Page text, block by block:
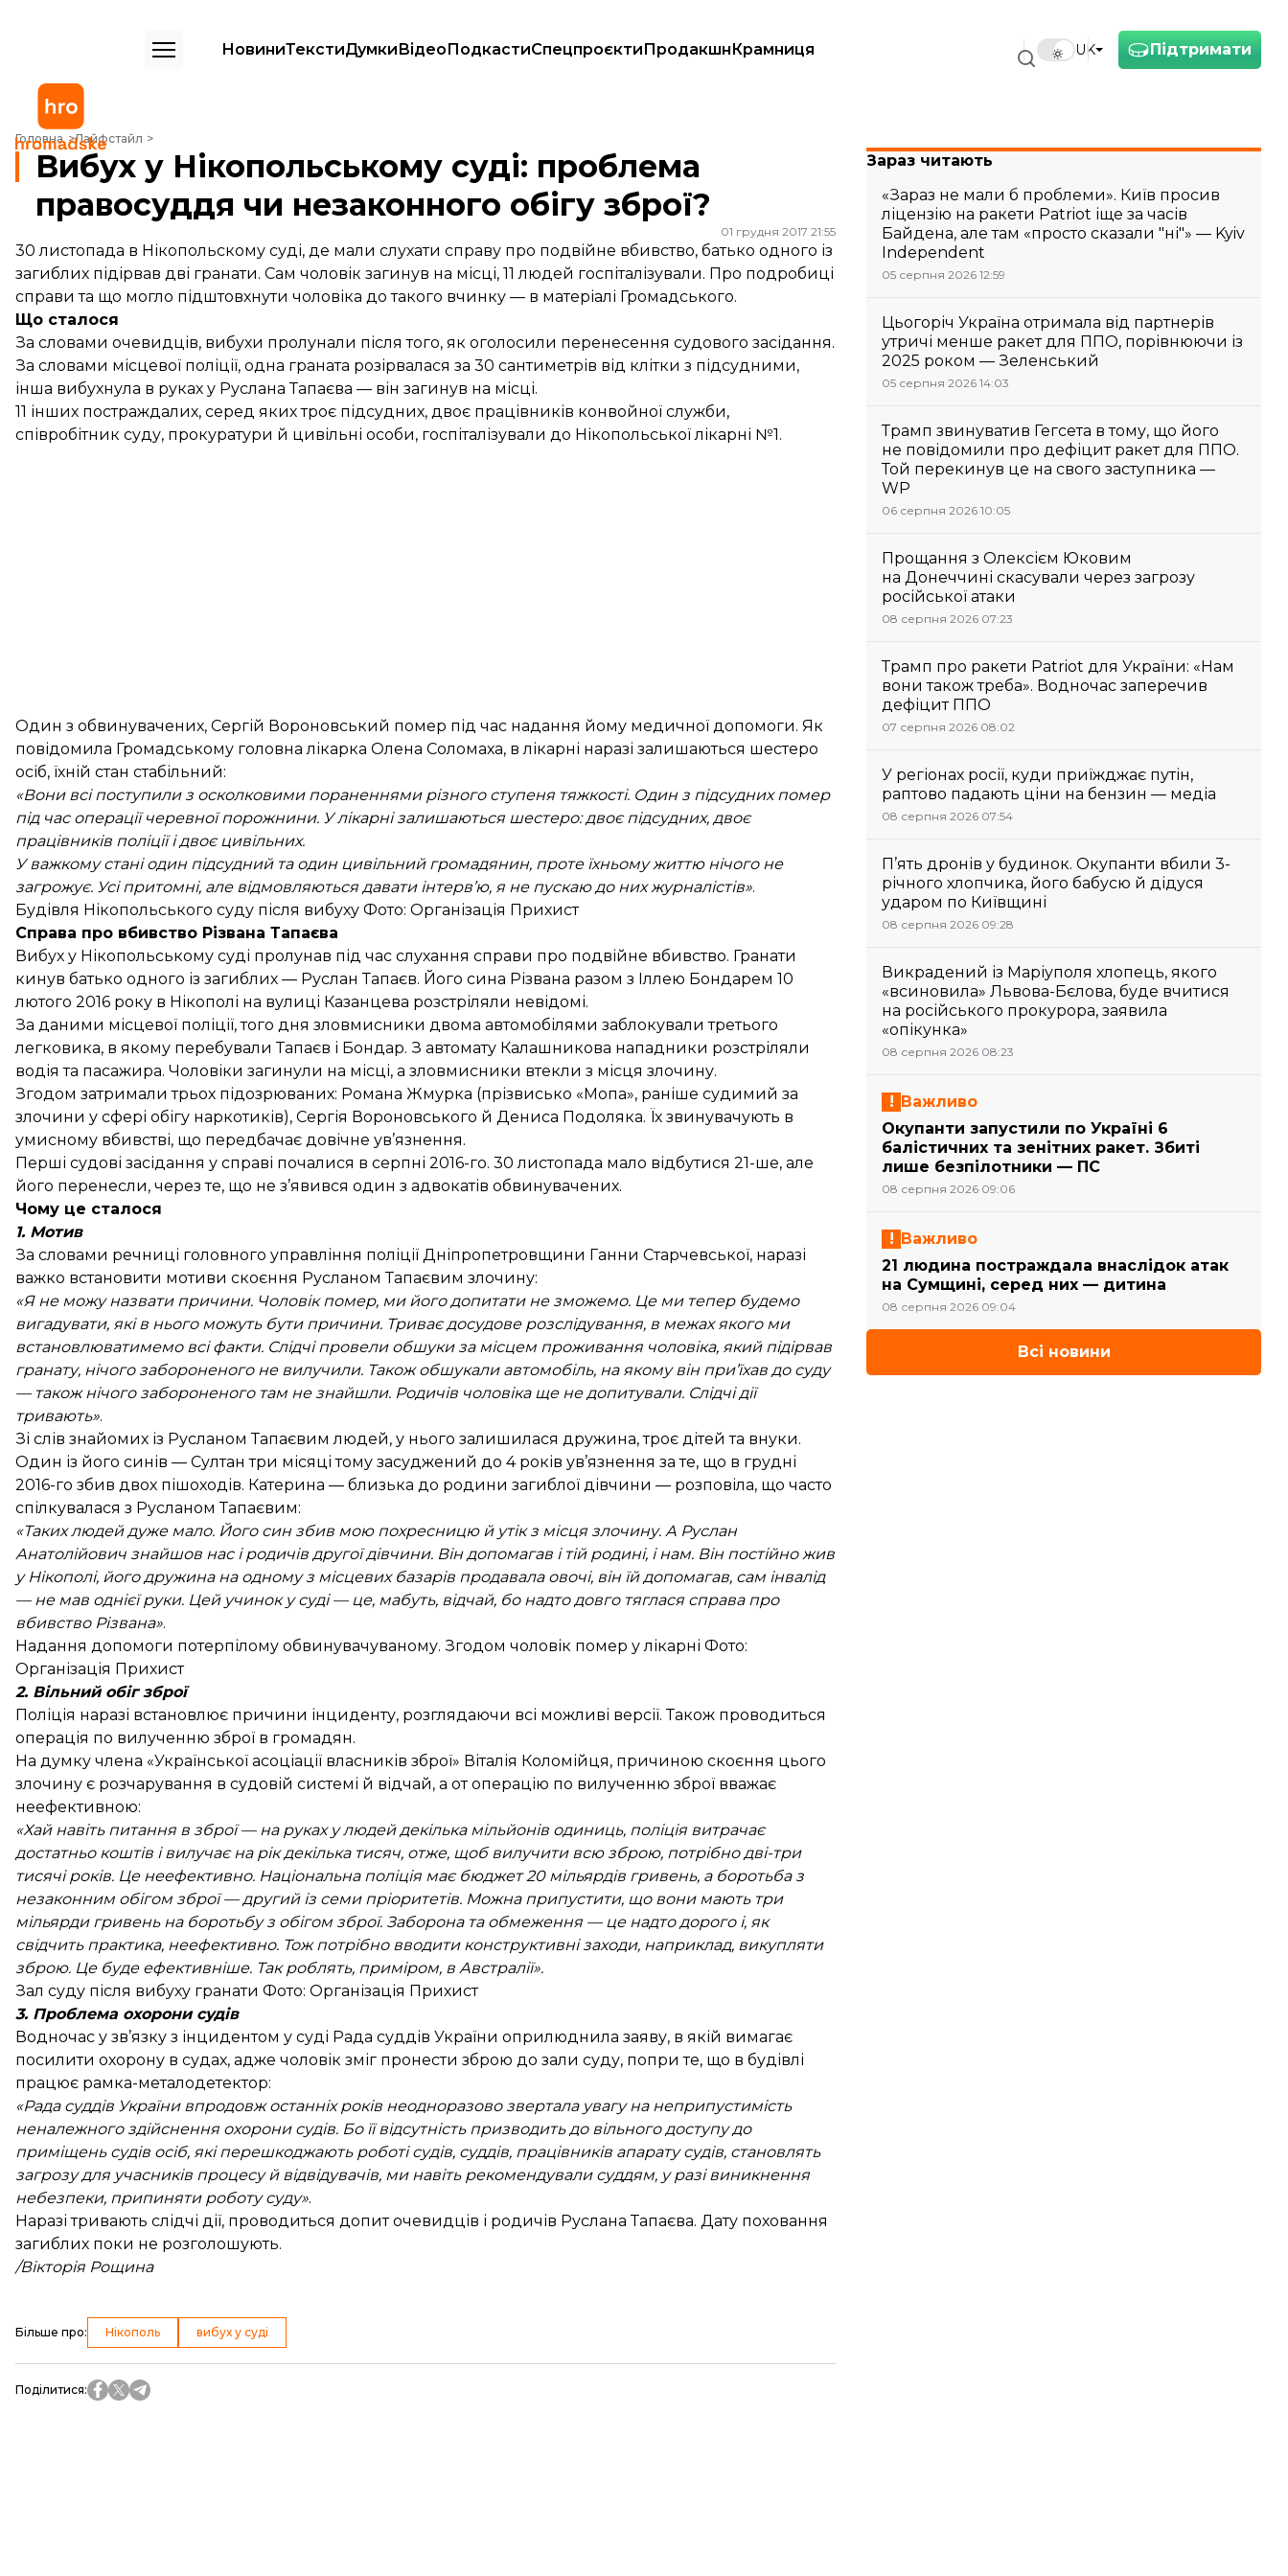
Підтримати
UK
НовиниТекстиДумкиВідеоПодкастиСпецпроєктиПродакшнКрамниця
Головна Лайфстайл
Вибух у Нікопольському суді: проблема правосуддя чи незаконного обігу зброї?
Вибух у Нікопольському суді: проблема
правосуддя чи незаконного обігу зброї?
01 грудня 2017 21:55
30 листопада в Нікопольскому суді, де мали слухати справу про подвійне вбивство, батько одного із
загиблих підірвав дві гранати. Сам чоловік загинув на місці, 11 людей госпіталізували. Про подробиці
справи та що могло підштовхнути чоловіка до такого вчинку — в матеріалі Громадського.
Що сталося
За словами очевидців, вибухи пролунали після того, як оголосили перенесення судового засідання.
За словами місцевої поліції, одна граната розірвалася за 30 сантиметрів від клітки з підсудними,
інша вибухнула в руках у Руслана Тапаєва — він загинув на місці.
11 інших постраждалих, серед яких троє підсудних, двоє працівників конвойної служби,
співробітник суду, прокуратури й цивільні особи, госпіталізували до Нікопольської лікарні №1.
Один з обвинувачених, Сергій Вороновський помер під час надання йому медичної допомоги. Як
повідомила Громадському головна лікарка Олена Соломаха, в лікарні наразі залишаються шестеро
осіб, їхній стан стабільний:
«Вони всі поступили з осколковими пораненнями різного ступеня тяжкості. Один з підсудних помер
під час операції черевної порожнини. У лікарні залишаються шестеро: двоє підсудних, двоє
працівників поліції і двоє цивільних.
У важкому стані один підсудний та один цивільний громадянин, проте їхньому життю нічого не
загрожує. Усі притомні, але відмовляються давати інтерв’ю, я не пускаю до них журналістів».
Будівля Нікопольського суду після вибуху Фото: Організація Прихист
Справа про вбивство Різвана Тапаєва
Вибух у Нікопольському суді пролунав під час слухання справи про подвійне вбивство. Гранати
кинув батько одного із загиблих — Руслан Тапаєв. Його сина Різвана разом з Іллею Бондарем 10
лютого 2016 року в Нікополі на вулиці Казанцева розстріляли невідомі.
За даними місцевої поліції, того дня зловмисники двома автомобілями заблокували третього
легковика, в якому перебували Тапаєв і Бондар. З автомату Калашникова нападники розстріляли
водія та пасажира. Чоловіки загинули на місці, а зловмисники втекли з місця злочину.
Згодом затримали трьох підозрюваних: Романа Жмурка (прізвисько «Мопа», раніше судимий за
злочини у сфері обігу наркотиків), Сергія Вороновського й Дениса Подоляка. Їх звинувачують в
умисному вбивстві, що передбачає довічне ув’язнення.
Перші судові засідання у справі почалися в серпні 2016-го. 30 листопада мало відбутися 21-ше, але
його перенесли, через те, що не з’явився один з адвокатів обвинувачених.
Чому це сталося
1. Мотив
За словами речниці головного управління поліції Дніпропетровщини Ганни Старчевської, наразі
важко встановити мотиви скоєння Русланом Тапаєвим злочину:
«Я не можу назвати причини. Чоловік помер, ми його допитати не зможемо. Це ми тепер будемо
вигадувати, які в нього можуть бути причини. Триває досудове розслідування, в межах якого ми
встановлюватимемо всі факти. Слідчі провели обшуки за місцем проживання чоловіка, який підірвав
гранату, нічого забороненого не вилучили. Також обшукали автомобіль, на якому він при’їхав до суду
— також нічого забороненого там не знайшли. Родичів чоловіка ще не допитували. Слідчі дії
тривають».
Зі слів знайомих із Русланом Тапаєвим людей, у нього залишилася дружина, троє дітей та внуки.
Один із його синів — Султан три місяці тому засуджений до 4 років ув’язнення за те, що в грудні
2016-го збив двох пішоходів. Катерина — близька до родини загиблої дівчини — розповіла, що часто
спілкувалася з Русланом Тапаєвим:
«Таких людей дуже мало. Його син збив мою похресницю й утік з місця злочину. А Руслан
Анатолійович знайшов нас і родичів другої дівчини. Він допомагав і тій родині, і нам. Він постійно жив
у Нікополі, його дружина на одному з місцевих базарів продавала овочі, він їй допомагав, сам інвалід
— не мав однієї руки. Цей учинок у суді — це, мабуть, відчай, бо надто довго тяглася справа про
вбивство Різвана».
Надання допомоги потерпілому обвинувачуваному. Згодом чоловік помер у лікарні Фото:
Організація Прихист
2. Вільний обіг зброї
Поліція наразі встановлює причини інциденту, розглядаючи всі можливі версії. Також проводиться
операція по вилученню зброї в громадян.
На думку члена «Української асоціації власників зброї» Віталія Коломійця, причиною скоєння цього
злочину є розчарування в судовій системі й відчай, а от операцію по вилученню зброї вважає
неефективною:
«Хай навіть питання в зброї — на руках у людей декілька мільйонів одиниць, поліція витрачає
достатньо коштів і вилучає на рік декілька тисяч, отже, щоб вилучити всю зброю, потрібно дві-три
тисячі років. Це неефективно. Національна поліція має бюджет 20 мільярдів гривень, а боротьба з
незаконним обігом зброї — другий із семи пріоритетів. Можна припустити, що вони мають три
мільярди гривень на боротьбу з обігом зброї. Заборона та обмеження — це надто дорого і, як
свідчить практика, неефективно. Тож потрібно вводити конструктивні заходи, наприклад, викупляти
зброю. Це буде ефективніше. Так роблять, приміром, в Австралії».
Зал суду після вибуху гранати Фото: Організація Прихист
3. Проблема охорони судів
Водночас у зв’язку з інцидентом у суді Рада суддів України оприлюднила заяву, в якій вимагає
посилити охорону в судах, адже чоловік зміг пронести зброю до зали суду, попри те, що в будівлі
працює рамка-металодетектор:
«Рада суддів України впродовж останніх років неодноразово звертала увагу на неприпустимість
неналежного здійснення охорони судів. Бо її відсутність призводить до вільного доступу до
приміщень судів осіб, які перешкоджають роботі судів, суддів, працівників апарату судів, становлять
загрозу для учасників процесу й відвідувачів, ми навіть рекомендували суддям, у разі виникнення
небезпеки, припиняти роботу суду».
Наразі тривають слідчі дії, проводиться допит очевидців і родичів Руслана Тапаєва. Дату поховання
загиблих поки не розголошують.
/Вікторія Рощина
Більше про: Нікополь вибух у суді
Поділитися:
Зараз читають
«Зараз не мали б проблеми». Київ просив
ліцензію на ракети Patriot іще за часів
Байдена, але там «просто сказали "ні"» — Kyiv
Independent
05 серпня 2026 12:59
Цьогоріч Україна отримала від партнерів
утричі менше ракет для ППО, порівнюючи із
2025 роком — Зеленський
05 серпня 2026 14:03
Трамп звинуватив Гегсета в тому, що його
не повідомили про дефіцит ракет для ППО.
Той перекинув це на свого заступника —
WP
06 серпня 2026 10:05
Прощання з Олексієм Юковим
на Донеччині скасували через загрозу
російської атаки
08 серпня 2026 07:23
Трамп про ракети Patriot для України: «Нам
вони також треба». Водночас заперечив
дефіцит ППО
07 серпня 2026 08:02
У регіонах росії, куди приїжджає путін,
раптово падають ціни на бензин — медіа
08 серпня 2026 07:54
П’ять дронів у будинок. Окупанти вбили 3-
річного хлопчика, його бабусю й дідуся
ударом по Київщині
08 серпня 2026 09:28
Викрадений із Маріуполя хлопець, якого
«всиновила» Львова-Бєлова, буде вчитися
на російського прокурора, заявила
«опікунка»
08 серпня 2026 08:23
Важливо
Окупанти запустили по Україні 6
балістичних та зенітних ракет. Збиті
лише безпілотники — ПС
08 серпня 2026 09:06
Важливо
21 людина постраждала внаслідок атак
на Сумщині, серед них — дитина
08 серпня 2026 09:04
Всі новини